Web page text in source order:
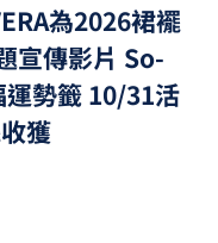
為2026裙襬
宣傳影片 So-
勢籤 10/31活
獲